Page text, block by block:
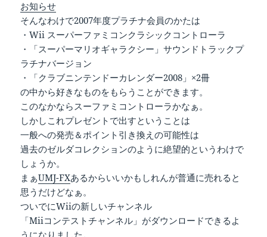
お知らせ
そんなわけで2007年度プラチナ会員のかたは
・Wii スーパーファミコンクラシックコントローラ
・「スーパーマリオギャラクシー」サウンドトラックプ
ラチナバージョン
・「クラブニンテンドーカレンダー2008」×2冊
の中から好きなものをもらうことができます。
このなかならスーファミコントローラかなぁ。
しかしこれプレゼントで出すということは
一般への発売＆ポイント引き換えの可能性は
過去のゼルダコレクションのように絶望的というわけで
しょうか。
まぁUMJ-FXあるからいいかもしれんが普通に売れると
思うだけどなぁ。
ついでにWiiの新しいチャンネル
「Miiコンテストチャンネル」がダウンロードできるよ